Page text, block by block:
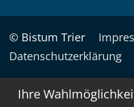
Ihre
© Bistum Trier
Datenschutzerklärung